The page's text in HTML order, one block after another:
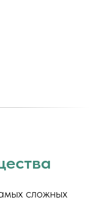
сложных